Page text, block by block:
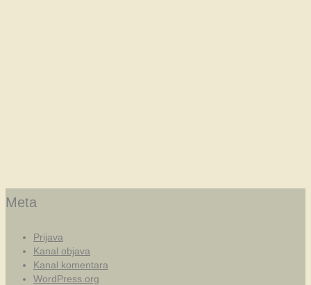
Meta
Prijava
Kanal objava
Kanal komentara
WordPress.org